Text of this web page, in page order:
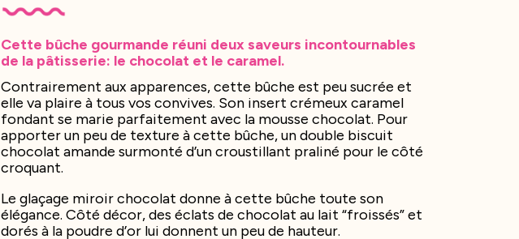
Cette bûche gourmande réuni deux saveurs incontournables
de la pâtisserie: le chocolat et le caramel.
Contrairement aux apparences, cette bûche est peu sucrée et
elle va plaire à tous vos convives. Son insert crémeux caramel
fondant se marie parfaitement avec la mousse chocolat. Pour
apporter un peu de texture à cette bûche, un double biscuit
chocolat amande surmonté d’un croustillant praliné pour le côté
croquant.
Le glaçage miroir chocolat donne à cette bûche toute son
élégance. Côté décor, des éclats de chocolat au lait “froissés” et
dorés à la poudre d’or lui donnent un peu de hauteur.